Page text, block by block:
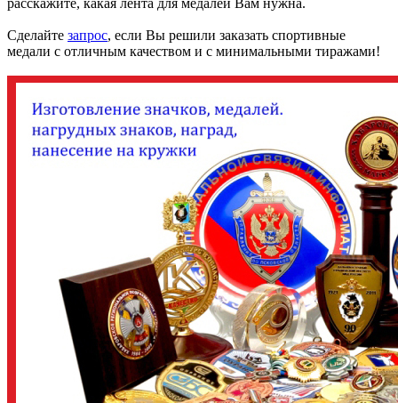
Сделайте запрос, если Вы решили заказать спортивные
медали с отличным качеством и с минимальными тиражами!